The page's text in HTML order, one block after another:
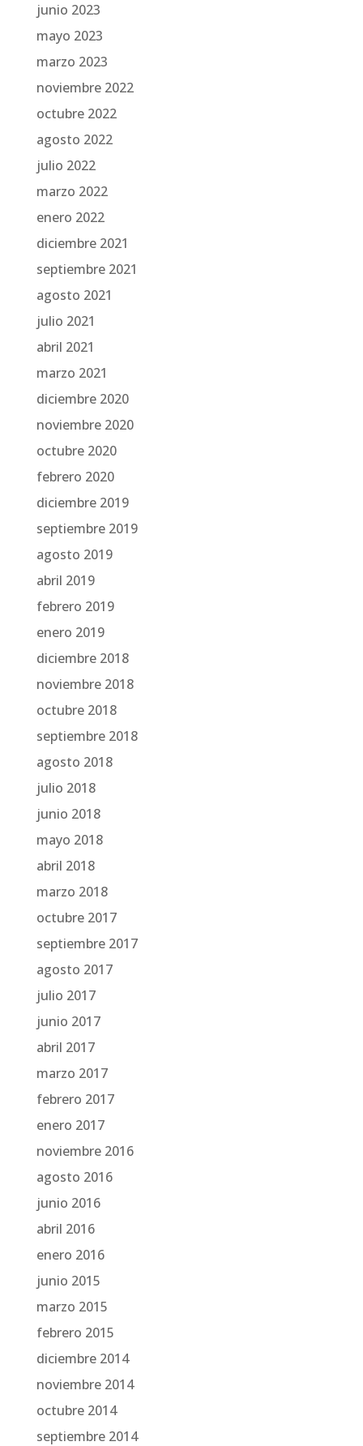
junio 2023
mayo 2023
marzo 2023
noviembre 2022
octubre 2022
agosto 2022
julio 2022
marzo 2022
enero 2022
diciembre 2021
septiembre 2021
agosto 2021
julio 2021
abril 2021
marzo 2021
diciembre 2020
noviembre 2020
octubre 2020
febrero 2020
diciembre 2019
septiembre 2019
agosto 2019
abril 2019
febrero 2019
enero 2019
diciembre 2018
noviembre 2018
octubre 2018
septiembre 2018
agosto 2018
julio 2018
junio 2018
mayo 2018
abril 2018
marzo 2018
octubre 2017
septiembre 2017
agosto 2017
julio 2017
junio 2017
abril 2017
marzo 2017
febrero 2017
enero 2017
noviembre 2016
agosto 2016
junio 2016
abril 2016
enero 2016
junio 2015
marzo 2015
febrero 2015
diciembre 2014
noviembre 2014
octubre 2014
septiembre 2014